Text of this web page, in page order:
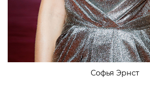
Софья Эрнст